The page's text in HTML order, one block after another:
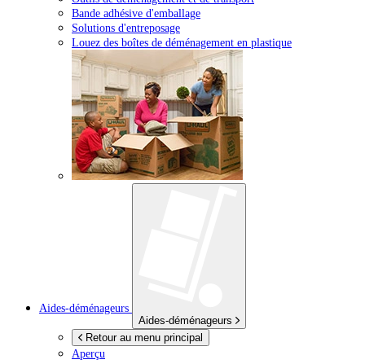
Bande adhésive d'emballage
Solutions d'entreposage
Louez des boîtes de déménagement en plastique
Aides-déménageurs
Aides-déménageurs
Retour au menu principal
Aperçu